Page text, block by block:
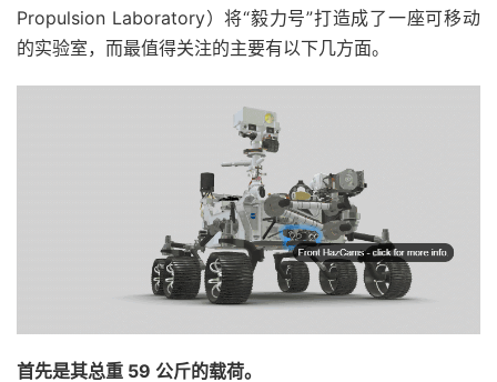
Propulsion Laboratory）将“毅力号”打造成了一座可移动
的实验室，而最值得关注的主要有以下几方面。
首先是其总重 59 公斤的载荷。